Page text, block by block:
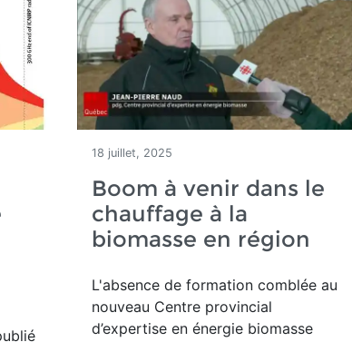
18 juillet, 2025
Boom à venir dans le
chauffage à la
biomasse en région
L'absence de formation comblée au
nouveau Centre provincial
d’expertise en énergie biomasse